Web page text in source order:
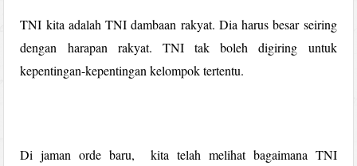
TNI kita adalah TNI dambaan rakyat. Dia harus besar seiring
dengan harapan rakyat. TNI tak boleh digiring untuk
kepentingan-kepentingan kelompok tertentu.
Di jaman orde baru, kita telah melihat bagaimana TNI